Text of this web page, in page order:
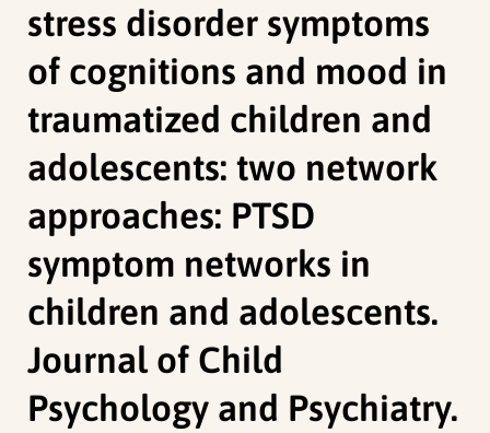
stress disorder symptoms
of cognitions and mood in
traumatized children and
adolescents: two network
approaches: PTSD
symptom networks in
children and adolescents.
Journal of Child
Psychology and Psychiatry.